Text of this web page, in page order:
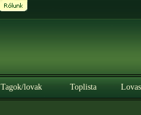
Tagok/lovak Toplista